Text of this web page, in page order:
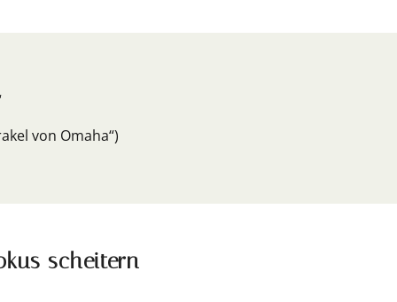
von Omaha“)
scheitern